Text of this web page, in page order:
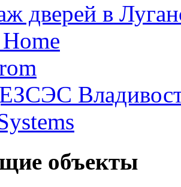
дверей в
объекты